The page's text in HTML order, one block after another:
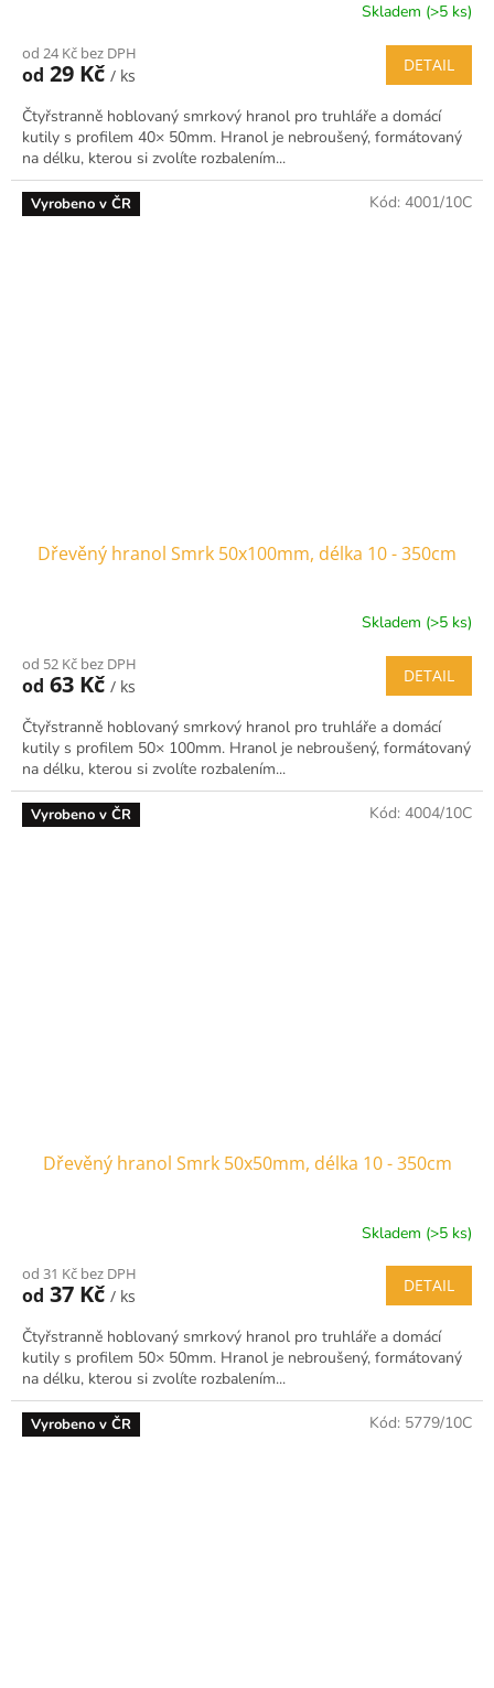
Skladem (>5 ks)
od 24 Kč bez DPH
od 29 Kč / ks
DETAIL
Čtyřstranně hoblovaný smrkový hranol pro truhláře a domácí
kutily s profilem 40× 50mm. Hranol je nebroušený, formátovaný
na délku, kterou si zvolíte rozbalením...
Vyrobeno v ČR
Dřevěný hranol Smrk 50x100mm, délka 10 - 350cm
Skladem (>5 ks)
od 52 Kč bez DPH
od 63 Kč / ks
DETAIL
Čtyřstranně hoblovaný smrkový hranol pro truhláře a domácí
kutily s profilem 50× 100mm. Hranol je nebroušený, formátovaný
na délku, kterou si zvolíte rozbalením...
Kód: 4001/10C
Vyrobeno v ČR
Dřevěný hranol Smrk 50x50mm, délka 10 - 350cm
Skladem (>5 ks)
od 31 Kč bez DPH
od 37 Kč / ks
DETAIL
Čtyřstranně hoblovaný smrkový hranol pro truhláře a domácí
kutily s profilem 50× 50mm. Hranol je nebroušený, formátovaný
na délku, kterou si zvolíte rozbalením...
Kód: 4004/10C
Vyrobeno v ČR Kód: 5779/10C